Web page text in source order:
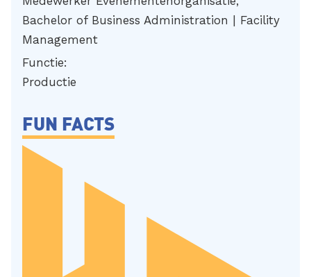
Bachelor of Business Administration | Facility
Management
Functie:
Productie
FUN FACTS